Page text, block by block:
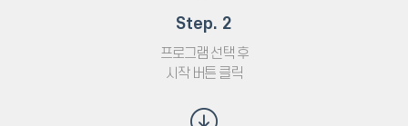
Step. 2
프로그램 선택 후
시작 버튼 클릭